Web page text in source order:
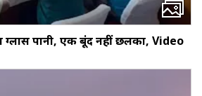
ग्लास पानी, एक बूंद नहीं छलका, Video